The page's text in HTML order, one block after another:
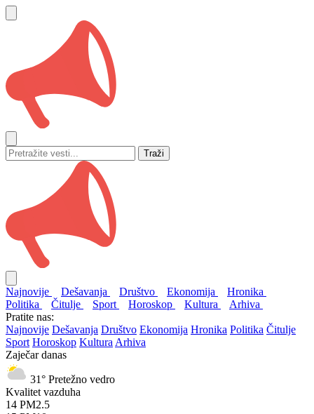
Traži
Najnovije Dešavanja Društvo Ekonomija
Hronika
Politika
Čitulje Sport Horoskop Kultura
Arhiva
Pratite nas:
Najnovije Dešavanja Društvo Ekonomija Hronika Politika Čitulje
Sport Horoskop Kultura Arhiva
Zaječar danas
31° Pretežno vedro
Kvalitet vazduha
14 PM2.5